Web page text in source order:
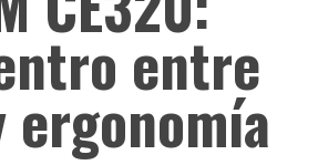
entre